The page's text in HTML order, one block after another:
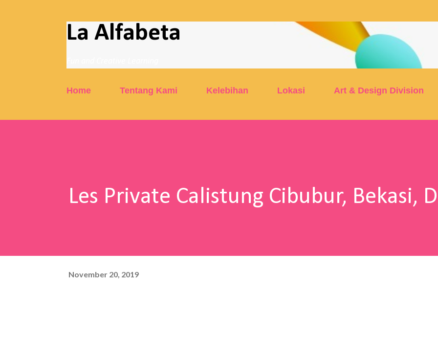
La Alfabeta
Home Tentang Kami Kelebihan Lokasi Art & Design Division
Les Private Calistung Cibubur, Bekasi,
November 20, 2019